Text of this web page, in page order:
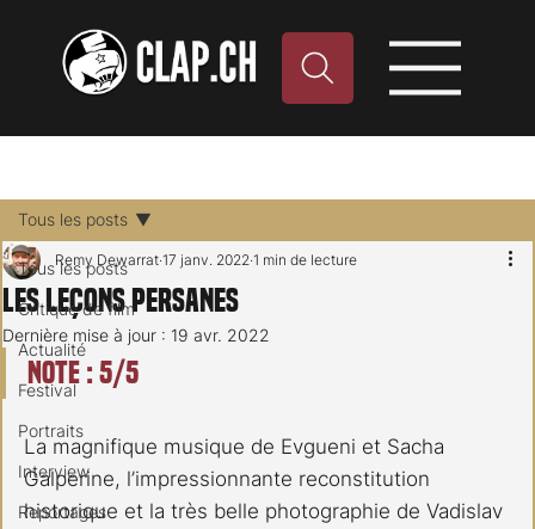
Tous les posts
Critique de film
Actualité
Festival
Portraits
Interview
Reportages
Tous les posts
Les Leçons persanes
Remy Dewarrat 17 janv. 2022 1 min de lecture
Dernière mise à jour : 19 avr. 2022
Note : 5/5
La magnifique musique de Evgueni et Sacha
Galperine, l’impressionnante reconstitution
historique et la très belle photographie de Vadislav